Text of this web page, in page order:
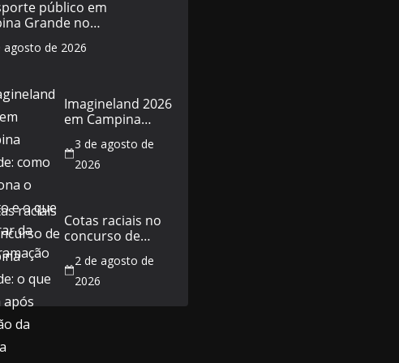
público em
Grande no
de 5 de agosto:
e o que
agosto de 2026
Imagineland 2026
em Campina
funciona o evento
e o que esperar
3 de agosto de
2026
Cotas raciais no
concurso de
o que muda após
decisão da Justiça
2 de agosto de
2026